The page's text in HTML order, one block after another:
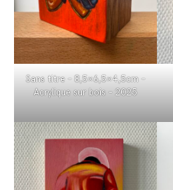
Sans titre – 8,5×6,5×4,5cm –
Acrylique sur bois – 2025